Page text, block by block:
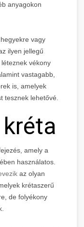
anyagokon
vagy
ilyen jellegű
vékony
vastagabb,
is, amelyek
tesznek lehetővé.
amely a
használatos.
az olyan
krétaszerű
de folyékony